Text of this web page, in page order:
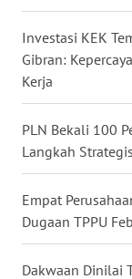
Investasi KEK
Gibran:
Kerja
PLN Bekali 100
Langkah
Empat
Dugaan TPPU
Dakwaan Dinilai
WN
SUMSEL
WN